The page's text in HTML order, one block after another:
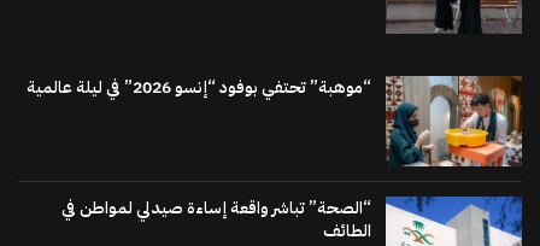
“موهبة” تحتفي بوفود “إنسو 2026” في ليلة عالمية
“الصحة” تباشر واقعة إساءة صيدلي لمواطن في
الطائف